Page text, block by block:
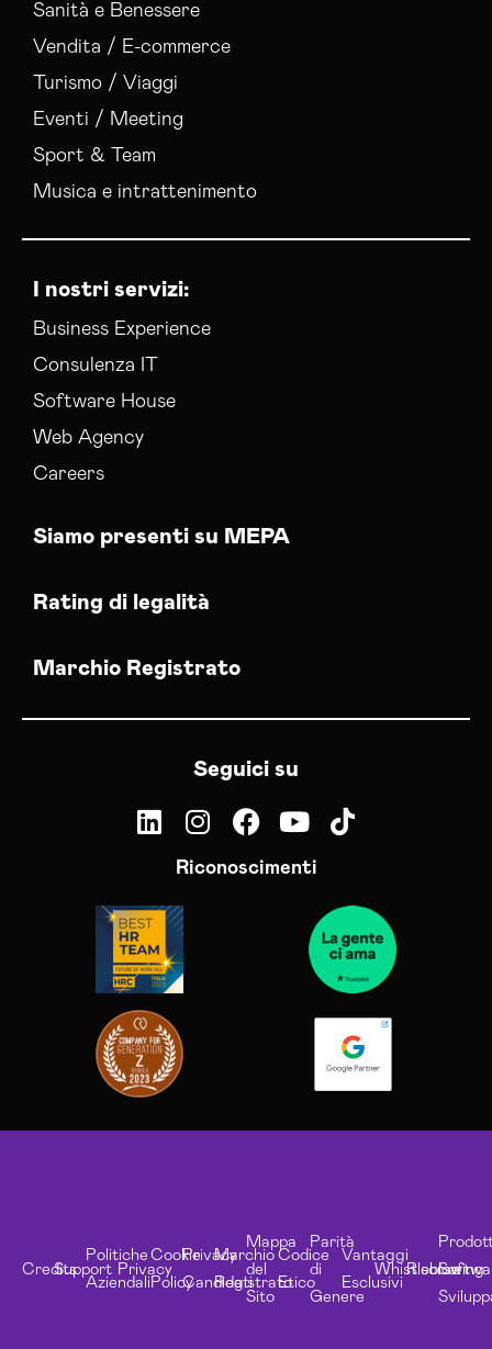
Sanità e Benessere
Vendita / E-commerce
Turismo / Viaggi
Eventi / Meeting
Sport & Team
Musica e intrattenimento
I nostri servizi:
Business Experience
Consulenza IT
Software House
Web Agency
Careers
Siamo presenti su MEPA
Rating di legalità
Marchio Registrato
Seguici su
Riconoscimenti
CreditsSupport
Politiche
Aziendali
Privacy
Cookie
Policy
Privacy
Candidati
Marchio
Registrato
Mappa
del
Sito
Codice
Etico
Parità
di
Genere
Vantaggi
Esclusivi
Whistleblowing
Risorse